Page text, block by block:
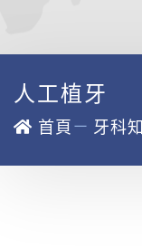
人工植牙
首頁－ 牙科